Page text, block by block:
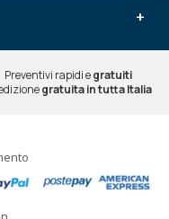
+
Preventivi rapidi egratuiti
gratuita in tutta Italia